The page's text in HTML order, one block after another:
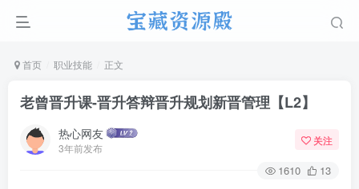
首页 职业技能 正文
老曾晋升课-晋升答辩晋升规划新晋管理【L2】
热心网友
3年前发布
关注
1610 13